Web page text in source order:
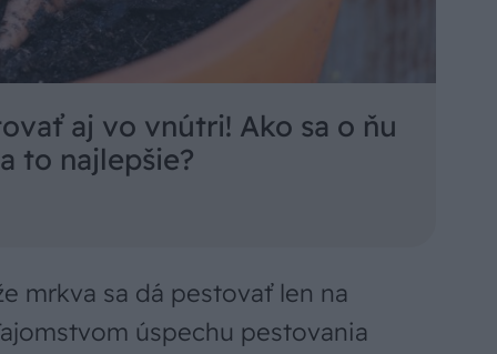
aj vo vnútri! Ako sa o ňu
to najlepšie?
mrkva sa dá pestovať len na
úspechu pestovania